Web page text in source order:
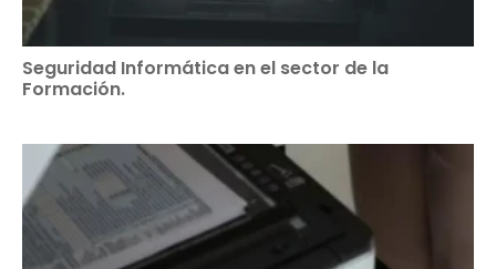
Seguridad Informática en el sector de la
Formación.